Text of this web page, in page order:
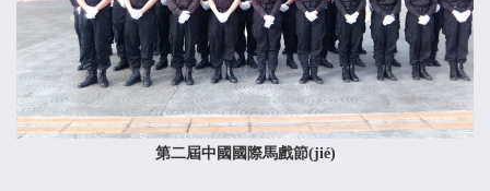
第二屆中國國際馬戲節(jié)